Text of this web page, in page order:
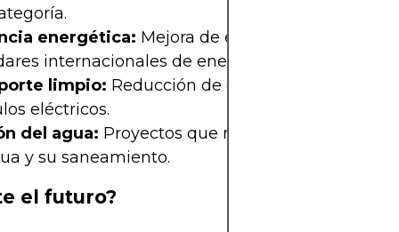
energética: Mejora de edificios para
internacionales de energía.
limpio: Reducción de emisiones
eléctricos.
del agua: Proyectos que mejoran la eficiencia
y su saneamiento.
el futuro?